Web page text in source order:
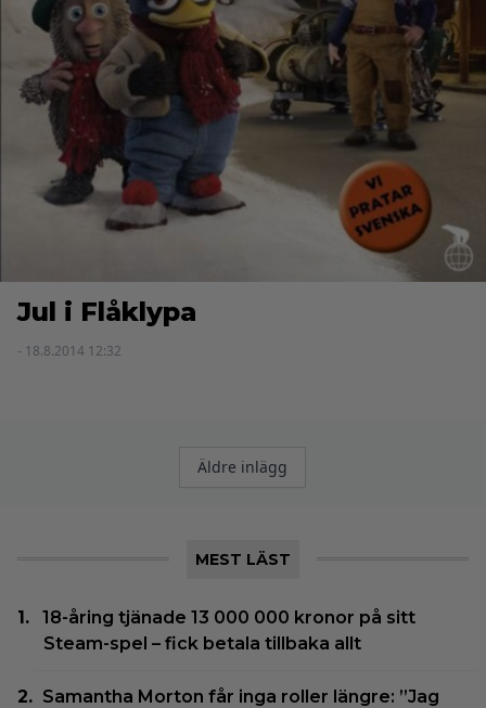
Jul i Flåklypa
- 18.8.2014 12:32
Inläggsnavigering
Äldre inlägg
MEST LÄST
18-åring tjänade 13 000 000 kronor på sitt
Steam-spel – fick betala tillbaka allt
Samantha Morton får inga roller längre: ”Jag